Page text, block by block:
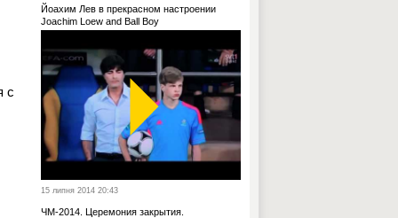
с
Йоахим Лев в прекрасном настроении
Joachim Loew and Ball Boy
15 липня 2014 20:43
ЧМ-2014. Церемония закрытия.